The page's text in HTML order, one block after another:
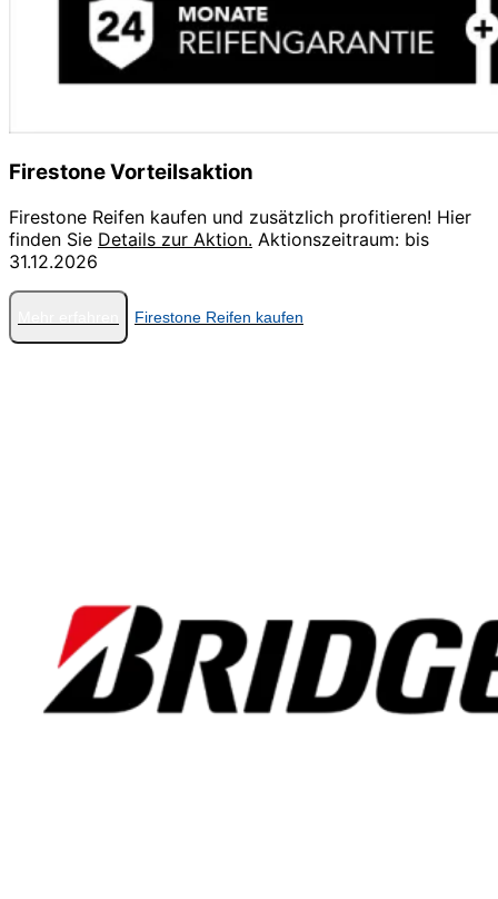
Firestone Vorteilsaktion
Firestone Reifen kaufen und zusätzlich profitieren! Hier
finden Sie Details zur Aktion. Aktionszeitraum: bis
31.12.2026
Firestone Reifen kaufen